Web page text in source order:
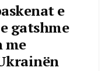
e
gatshme
me